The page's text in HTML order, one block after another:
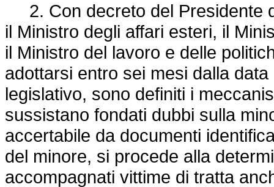
2. Con decreto del Presidente
il Ministro degli affari esteri, il
il Ministro del lavoro e delle
adottarsi entro sei mesi dalla
legislativo, sono definiti i
sussistano fondati dubbi sulla
accertabile da documenti
del minore, si procede alla
accompagnati vittime di tratta